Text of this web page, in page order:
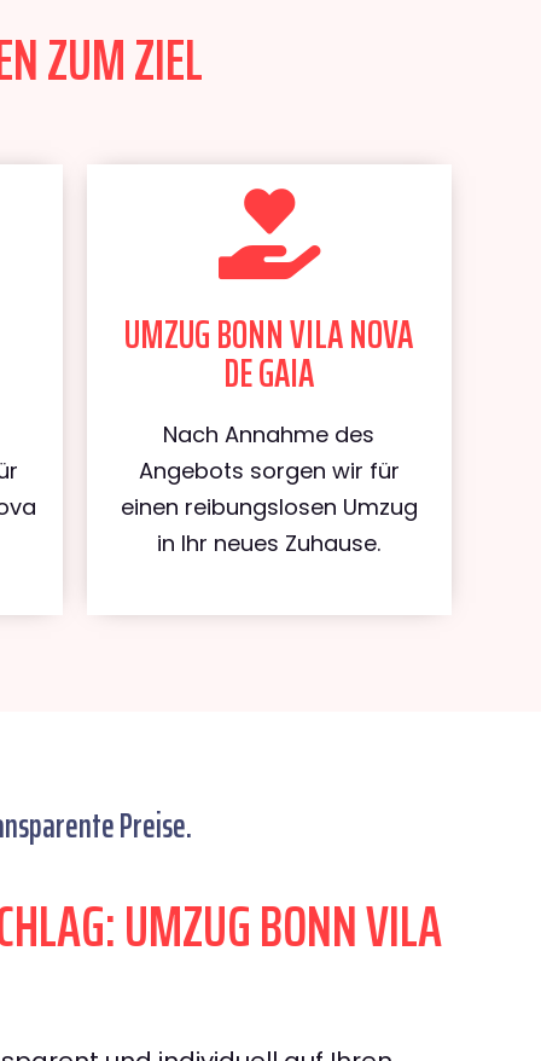
ZUM ZIEL
UMZUG BONN VILA NOVA
DE GAIA
Nach Annahme des
Angebots sorgen wir für
einen reibungslosen Umzug
in Ihr neues Zuhause.
Preise.
UMZUG BONN VILA